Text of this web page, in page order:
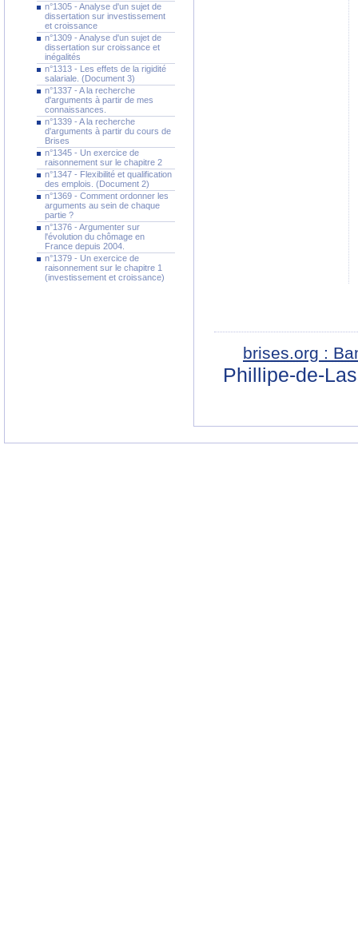
n°1305 - Analyse d'un sujet de
dissertation sur investissement
et croissance
n°1309 - Analyse d'un sujet de
dissertation sur croissance et
inégalités
n°1313 - Les effets de la rigidité
salariale. (Document 3)
n°1337 - A la recherche
d'arguments à partir de mes
connaissances.
n°1339 - A la recherche
d'arguments à partir du cours de
Brises
n°1345 - Un exercice de
raisonnement sur le chapitre 2
n°1347 - Flexibilité et qualification
des emplois. (Document 2)
n°1369 - Comment ordonner les
arguments au sein de chaque
partie ?
n°1376 - Argumenter sur
l'évolution du chômage en
France depuis 2004.
n°1379 - Un exercice de
raisonnement sur le chapitre 1
(investissement et croissance)
brises.org :
Phillipe-de-